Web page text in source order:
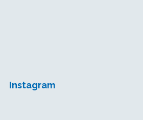
Instagram